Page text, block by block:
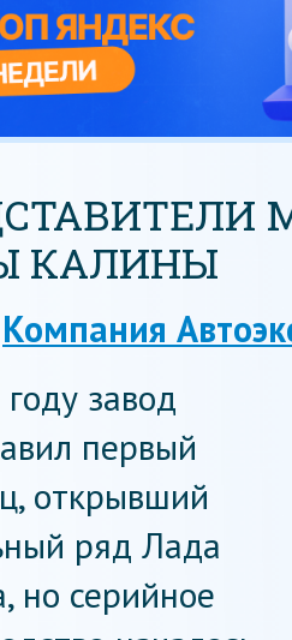
КАЛИНЫ
Компания
завод
первый
открывший
ряд Лада
но серийное